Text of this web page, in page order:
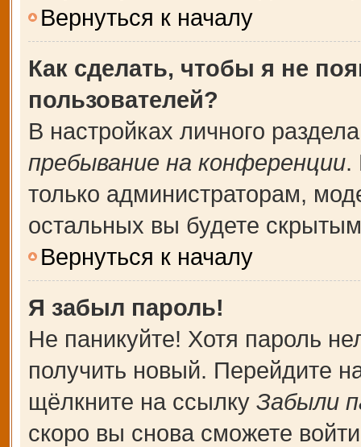
Вернуться к началу
Как сделать, чтобы я не
пользователей?
В настройках личного
пребывание на конференции.
только администраторам,
остальных вы будете
Вернуться к началу
Я забыл пароль!
Не паникуйте! Хотя пароль
получить новый. Перейдите
щёлкните на ссылку Забыли
скоро вы снова сможете